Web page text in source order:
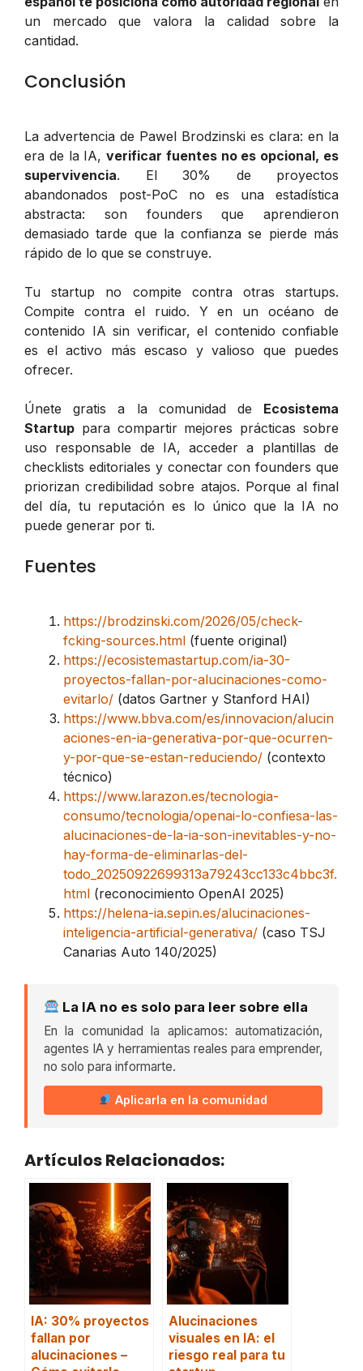
un mercado que valora la calidad sobre la
cantidad.
Conclusión
La advertencia de Pawel Brodzinski es clara: en la
era de la IA,verificar fuentes no es opcional, es
supervivencia. El 30% de proyectos
abandonados post-PoC no es una estadística
abstracta: son founders que aprendieron
demasiado tarde que la confianza se pierde más
rápido de lo que se construye.
Tu startup no compite contra otras startups.
Compite contra el ruido. Y en un océano de
contenido IA sin verificar, el contenido confiable
es el activo más escaso y valioso que puedes
ofrecer.
Únete gratis a la comunidad de Ecosistema
Startup para compartir mejores prácticas sobre
uso responsable de IA, acceder a plantillas de
checklists editoriales y conectar con founders que
priorizan credibilidad sobre atajos. Porque al final
del día, tu reputación es lo único que la IA no
puede generar por ti.
Fuentes
https://brodzinski.com/2026/05/check-
fcking-sources.html (fuente original)
https://ecosistemastartup.com/ia-30-
proyectos-fallan-por-alucinaciones-como-
evitarlo/ (datos Gartner y Stanford HAI)
https://www.bbva.com/es/innovacion/alucin
aciones-en-ia-generativa-por-que-ocurren-
y-por-que-se-estan-reduciendo/ (contexto
técnico)
https://www.larazon.es/tecnologia-
consumo/tecnologia/openai-lo-confiesa-las-
alucinaciones-de-la-ia-son-inevitables-y-no-
hay-forma-de-eliminarlas-del-
todo_20250922699313a79243cc133c4bbc3f.
html (reconocimiento OpenAI 2025)
https://helena-ia.sepin.es/alucinaciones-
inteligencia-artificial-generativa/ (caso TSJ
Canarias Auto 140/2025)
La IA no es solo para leer sobre ella
En la comunidad la aplicamos: automatización,
agentes IA y herramientas reales para emprender,
no solo para informarte.
Aplicarla en la comunidad
Artículos Relacionados:
IA: 30% proyectos
fallan por
alucinaciones –
Alucinaciones
visuales en IA: el
riesgo real para tu